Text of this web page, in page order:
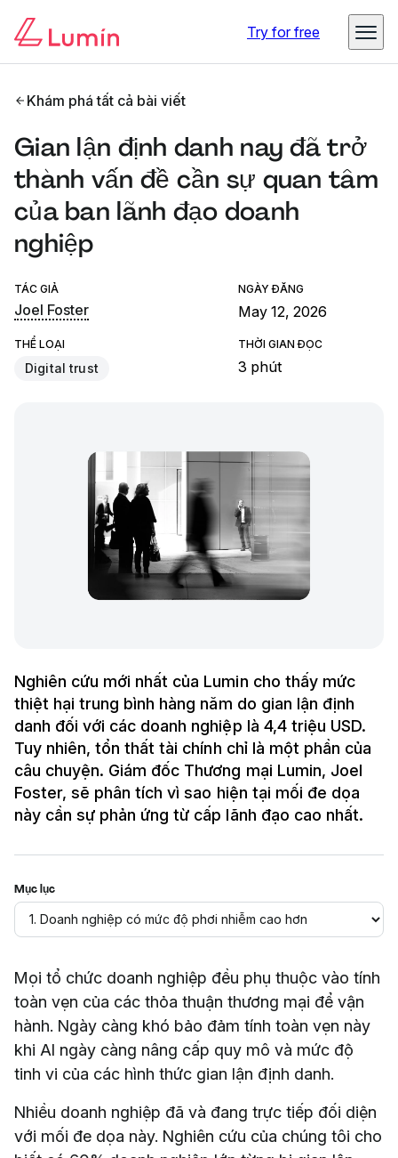
Try for free
Khám phá tất cả bài viết
Gian lận định danh nay đã trở
thành vấn đề cần sự quan tâm
của ban lãnh đạo doanh
nghiệp
TÁC GIẢ
Joel Foster
NGÀY ĐĂNG
May 12, 2026
THỂ LOẠI
Digital trust
THỜI GIAN ĐỌC
3 phút
Nghiên cứu mới nhất của Lumin cho thấy mức
thiệt hại trung bình hàng năm do gian lận định
danh đối với các doanh nghiệp là 4,4 triệu USD.
Tuy nhiên, tổn thất tài chính chỉ là một phần của
câu chuyện. Giám đốc Thương mại Lumin, Joel
Foster, sẽ phân tích vì sao hiện tại mối đe dọa
này cần sự phản ứng từ cấp lãnh đạo cao nhất.
Mục lục
Mọi tổ chức doanh nghiệp đều phụ thuộc vào tính
toàn vẹn của các thỏa thuận thương mại để vận
hành. Ngày càng khó bảo đảm tính toàn vẹn này
khi AI ngày càng nâng cấp quy mô và mức độ
tinh vi của các hình thức gian lận định danh.
Nhiều doanh nghiệp đã và đang trực tiếp đối diện
với mối đe dọa này. Nghiên cứu của chúng tôi cho